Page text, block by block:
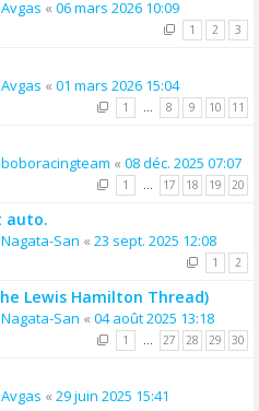
Avgas « 06 mars 2026 10:09
1 2 3
Avgas « 01 mars 2026 15:04
1 … 8 9 10 11
boboracingteam « 08 déc. 2025 07:07
1 … 17 18 19 20
auto.
Nagata-San « 23 sept. 2025 12:08
1 2
Lewis Hamilton Thread)
Nagata-San « 04 août 2025 13:18
1 … 27 28 29 30
Avgas « 29 juin 2025 15:41